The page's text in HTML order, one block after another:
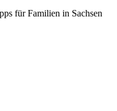
für Familien in Sachsen